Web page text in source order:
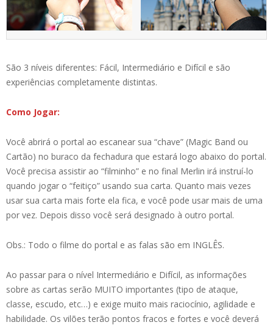
São 3 níveis diferentes: Fácil, Intermediário e Difícil e são
experiências completamente distintas.
Como Jogar:
Você abrirá o portal ao escanear sua “chave” (Magic Band ou
Cartão) no buraco da fechadura que estará logo abaixo do portal.
Você precisa assistir ao “filminho” e no final Merlin irá instruí-lo
quando jogar o “feitiço” usando sua carta. Quanto mais vezes
usar sua carta mais forte ela fica, e você pode usar mais de uma
por vez. Depois disso você será designado à outro portal.
Obs.: Todo o filme do portal e as falas são em INGLÊS.
Ao passar para o nível Intermediário e Difícil, as informações
sobre as cartas serão MUITO importantes (tipo de ataque,
classe, escudo, etc…) e exige muito mais raciocínio, agilidade e
habilidade. Os vilões terão pontos fracos e fortes e você deverá